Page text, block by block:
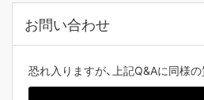
お問い合わせ
恐れ入りますが、上記Q&Aに同様